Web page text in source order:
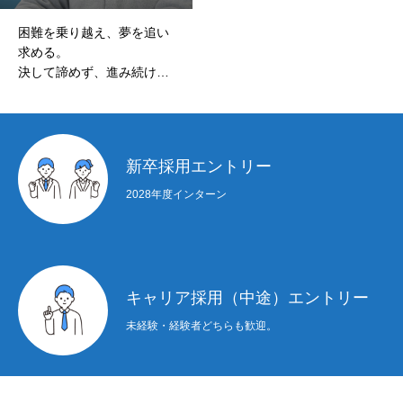
困難を乗り越え、夢を追い
求める。
決して諦めず、進み続け
新卒採用エントリー
2028年度インターン
キャリア採用（中途）エントリー
未経験・経験者どちらも歓迎。